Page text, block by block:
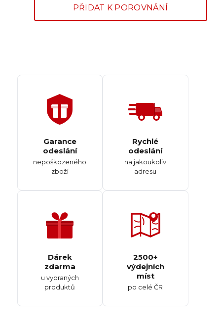
PŘIDAT K POROVNÁNÍ
Garance
odeslání
nepoškozeného
zboží
Rychlé
odeslání
na jakoukoliv
adresu
Dárek
zdarma
u vybraných
produktů
2500+
výdejních
míst
po celé ČR